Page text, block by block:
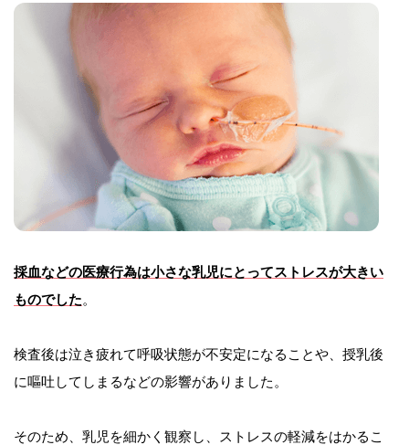
採血などの医療行為は小さな乳児にとってストレスが大きい
ものでした。
検査後は泣き疲れて呼吸状態が不安定になることや、授乳後
に嘔吐してしまるなどの影響がありました。
そのため、乳児を細かく観察し、ストレスの軽減をはかるこ